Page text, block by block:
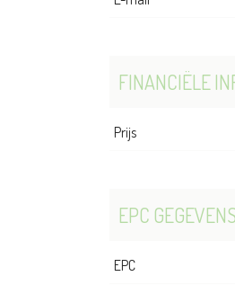
FINANCIËLE
Prijs
EPC GEGEVENS
EPC